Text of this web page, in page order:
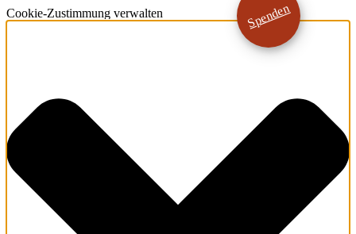
Cookie-Zustimmung verwalten Spenden